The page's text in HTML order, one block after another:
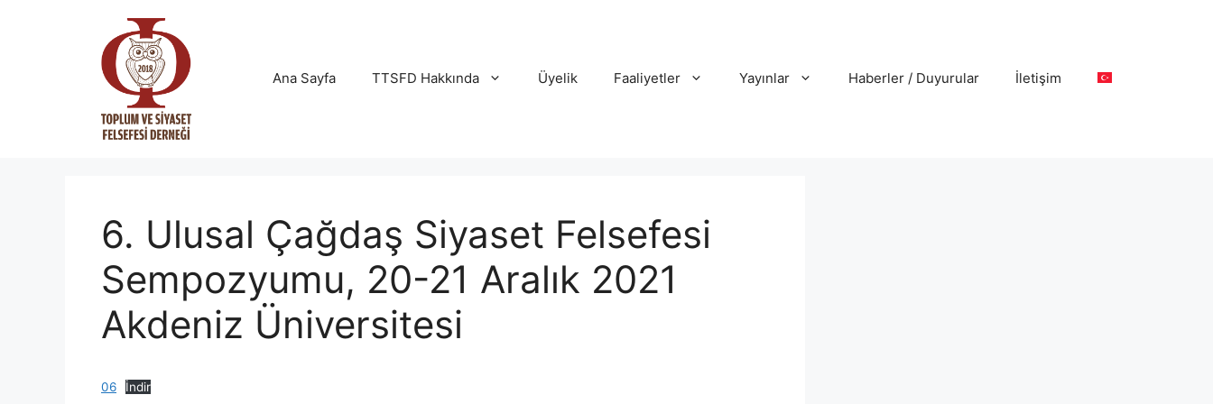
Ana Sayfa TTSFD Hakkında Üyelik Faaliyetler Yayınlar Haberler / Duyurular İletişim
6. Ulusal Çağdaş Siyaset Felsefesi
Sempozyumu, 20-21 Aralık 2021
Akdeniz Üniversitesi
06 İndir